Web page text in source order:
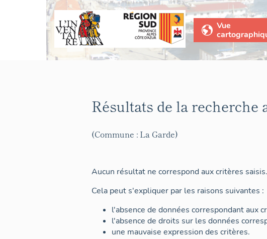
Vue
Résultats de la recherche
(Commune : La Garde)
Aucun résultat ne correspond aux critères saisis.
Cela peut s'expliquer par les raisons suivantes :
l'absence de données correspondant aux
l'absence de droits sur les données
une mauvaise expression des critères.